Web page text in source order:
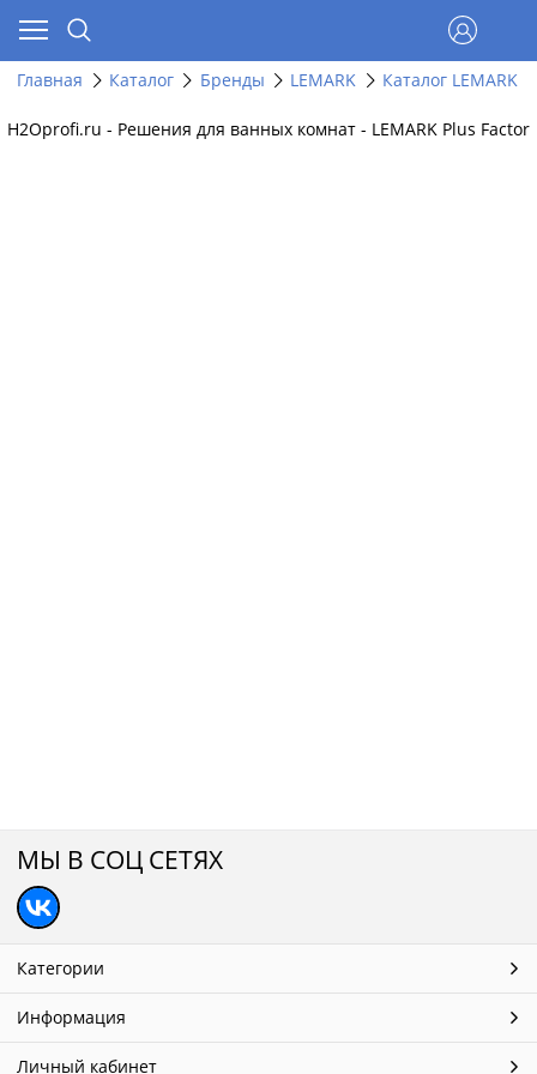
Главная Каталог Бренды LEMARK Каталог LEMARK
H2Oprofi.ru - Решения для ванных комнат - LEMARK Plus Factor
МЫ В СОЦ СЕТЯХ
Категории
Информация
Личный кабинет